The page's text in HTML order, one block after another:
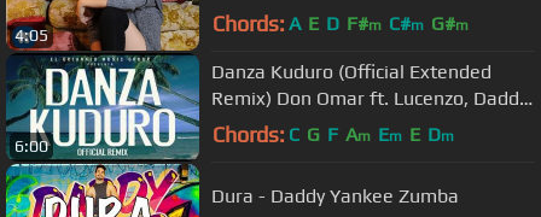
4:05 Chords: A E D F#m C#m G#m
6:00
Danza Kuduro (Official Extended
Remix) Don Omar ft. Lucenzo, Daddy
Yankee & Arcángel
Chords: C G F Am Em E Dm
Dura - Daddy Yankee Zumba